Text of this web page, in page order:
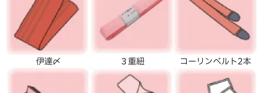
伊達〆 ３重紐 コーリンベルト2本